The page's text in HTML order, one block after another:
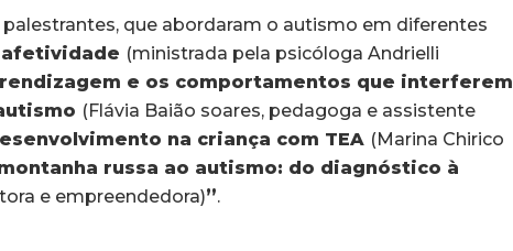
que abordaram o autismo em diferentes
afetividade (ministrada pela psicóloga Andrielli
e os comportamentos que interferem
(Flávia Baião soares, pedagoga e assistente
na criança com TEA (Marina Chirico
russa ao autismo: do diagnóstico à
e empreendedora)”.